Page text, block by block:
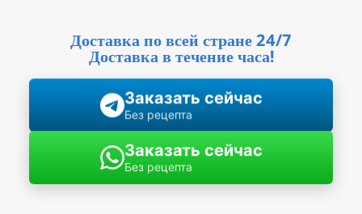
Доставка по всей стране 24/7
Доставка в течение часа!
Заказать сейчас
Без рецепта
Заказать сейчас
Без рецепта